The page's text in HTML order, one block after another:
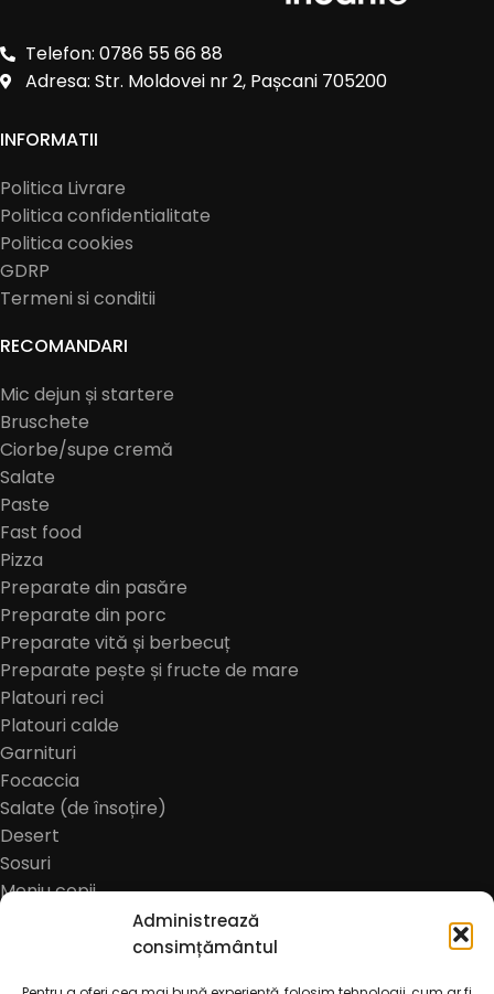
Administrează
consimțământul
Telefon: 0786 55 66 88
Adresa: Str. Moldovei nr 2, Pașcani 705200
INFORMATII
Politica Livrare
Politica confidentialitate
Politica cookies
GDRP
Termeni si conditii
RECOMANDARI
Mic dejun și startere
Bruschete
Ciorbe/supe cremă
Salate
Paste
Fast food
Pizza
Preparate din pasăre
Preparate din porc
Preparate vită și berbecuț
Preparate pește și fructe de mare
Platouri reci
Platouri calde
Garnituri
Focaccia
Salate (de însoțire)
Desert
Sosuri
Meniu copii
Bauturi alcoolice